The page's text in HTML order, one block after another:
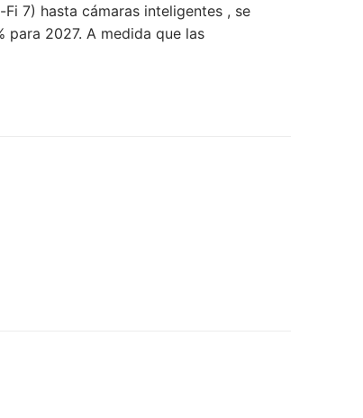
7) hasta cámaras inteligentes , se
para 2027. A medida que las